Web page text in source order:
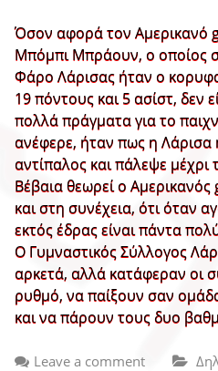
Όσον αφορά τον Αμερικανό
Μπόμπι Μπράουν, ο οποίος
Φάρο Λάρισας ήταν ο
19 πόντους και 5 ασίστ, δεν
πολλά πράγματα για το
ανέφερε, ήταν πως η Λάρισα
αντίπαλος και πάλεψε μέχρι
Βέβαια θεωρεί ο
και στη συνέχεια, ότι όταν
εκτός έδρας είναι πάντα
Ο Γυμναστικός Σύλλογος
αρκετά, αλλά κατάφεραν οι
ρυθμό, να παίξουν σαν
και να πάρουν τους δυο
Leave a comment